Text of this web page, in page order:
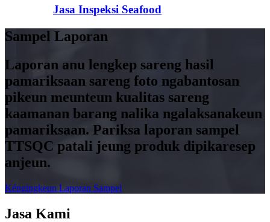
Jasa Inspeksi Seafood
Sampel Laporan
Laporan anu lengkep sareng hasil
pamariksaan sareng foto ngabantosan
pikeun meunteun kualitas sareng
kaamanan barang nalika ngalaksanakeun
pamariksaan. Pariksa laporan sampel
TTSQC patali jeung produk dipikaresep
anjeun.
Kéngingkeun Laporan Sampel
Jasa Kami